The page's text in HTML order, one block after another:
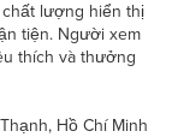
lượng hiển thị
tiện. Người xem
thích và thưởng
Hồ Chí Minh